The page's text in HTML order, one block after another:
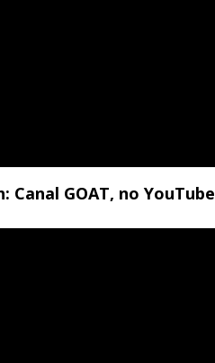
Canal GOAT, no YouTube